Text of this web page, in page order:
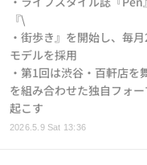
2026.5.9 Sat 13:36
『\
・街歩き』を開始し、毎
モデルを採用
・第1回は渋谷・百軒店
を組み合わせた独自フォ
起こす